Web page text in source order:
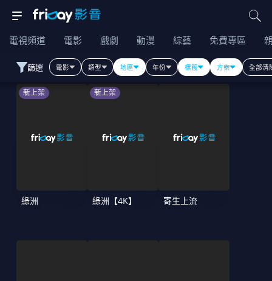
電視頻道 電影 戲劇 動漫 綜藝 免費專區
篩選 電影 類型 地區 年份 標籤 方案 全部清
新上架
綠洲
新上架
綠洲【4K】 寄生上流